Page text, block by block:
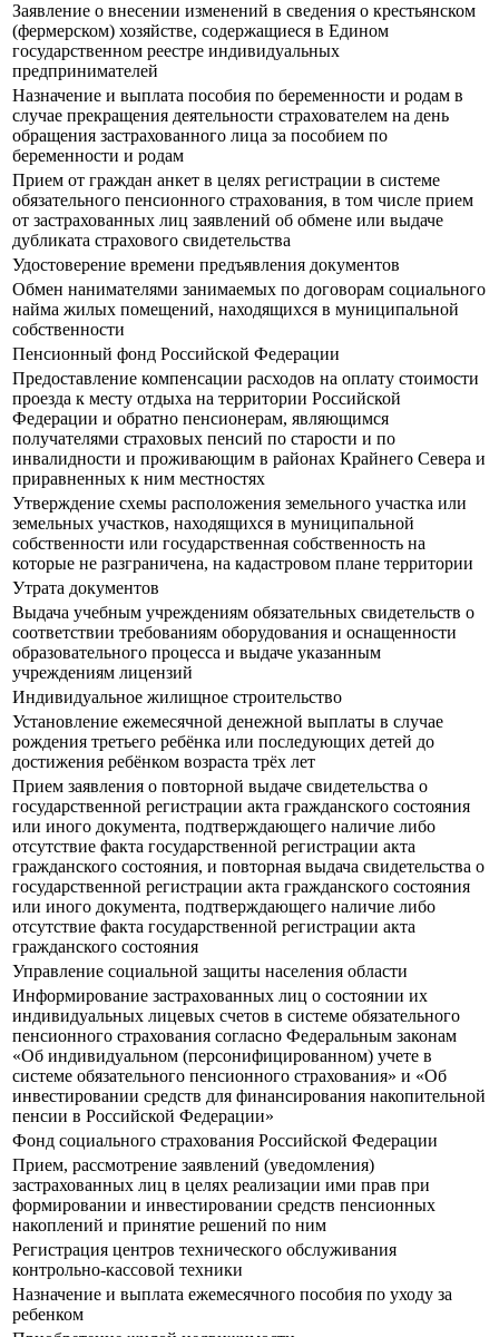
Заявление о внесении изменений в сведения о крестьянском
(фермерском) хозяйстве, содержащиеся в Едином
государственном реестре индивидуальных
предпринимателей
Назначение и выплата пособия по беременности и родам в
случае прекращения деятельности страхователем на день
обращения застрахованного лица за пособием по
беременности и родам
Прием от граждан анкет в целях регистрации в системе
обязательного пенсионного страхования, в том числе прием
от застрахованных лиц заявлений об обмене или выдаче
дубликата страхового свидетельства
Удостоверение времени предъявления документов
Обмен нанимателями занимаемых по договорам социального
найма жилых помещений, находящихся в муниципальной
собственности
Пенсионный фонд Российской Федерации
Предоставление компенсации расходов на оплату стоимости
проезда к месту отдыха на территории Российской
Федерации и обратно пенсионерам, являющимся
получателями страховых пенсий по старости и по
инвалидности и проживающим в районах Крайнего Севера и
приравненных к ним местностях
Утверждение схемы расположения земельного участка или
земельных участков, находящихся в муниципальной
собственности или государственная собственность на
которые не разграничена, на кадастровом плане территории
Утрата документов
Выдача учебным учреждениям обязательных свидетельств о
соответствии требованиям оборудования и оснащенности
образовательного процесса и выдаче указанным
учреждениям лицензий
Индивидуальное жилищное строительство
Установление ежемесячной денежной выплаты в случае
рождения третьего ребёнка или последующих детей до
достижения ребёнком возраста трёх лет
Прием заявления о повторной выдаче свидетельства о
государственной регистрации акта гражданского состояния
или иного документа, подтверждающего наличие либо
отсутствие факта государственной регистрации акта
гражданского состояния, и повторная выдача свидетельства о
государственной регистрации акта гражданского состояния
или иного документа, подтверждающего наличие либо
отсутствие факта государственной регистрации акта
гражданского состояния
Управление социальной защиты населения области
Информирование застрахованных лиц о состоянии их
индивидуальных лицевых счетов в системе обязательного
пенсионного страхования согласно Федеральным законам
«Об индивидуальном (персонифицированном) учете в
системе обязательного пенсионного страхования» и «Об
инвестировании средств для финансирования накопительной
пенсии в Российской Федерации»
Фонд социального страхования Российской Федерации
Прием, рассмотрение заявлений (уведомления)
застрахованных лиц в целях реализации ими прав при
формировании и инвестировании средств пенсионных
накоплений и принятие решений по ним
Регистрация центров технического обслуживания
контрольно-кассовой техники
Назначение и выплата ежемесячного пособия по уходу за
ребенком